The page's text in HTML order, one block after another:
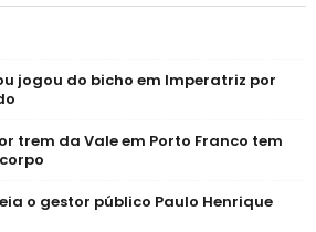
jogou do bicho em Imperatriz por
trem da Vale em Porto Franco tem
o gestor público Paulo Henrique